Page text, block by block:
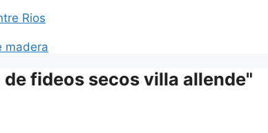
Rios
madera
fideos secos villa allende"